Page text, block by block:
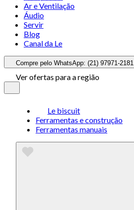
Ar e Ventilação
Áudio
Servir
Blog
Canal da Le
Compre pelo WhatsApp: (21) 97971-2181
Ver ofertas para a região
Le biscuit
Ferramentas e construção
Ferramentas manuais